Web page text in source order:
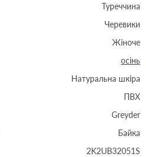
Туреччина
Черевики
Жіноче
осінь
Натуральна шкіра
ПВХ
Greyder
Байка
2K2UB32051S